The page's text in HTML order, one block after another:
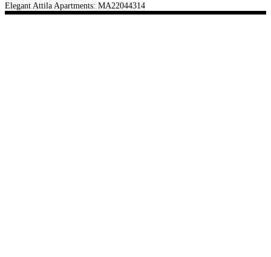
Elegant Attila Apartments: MA22044314